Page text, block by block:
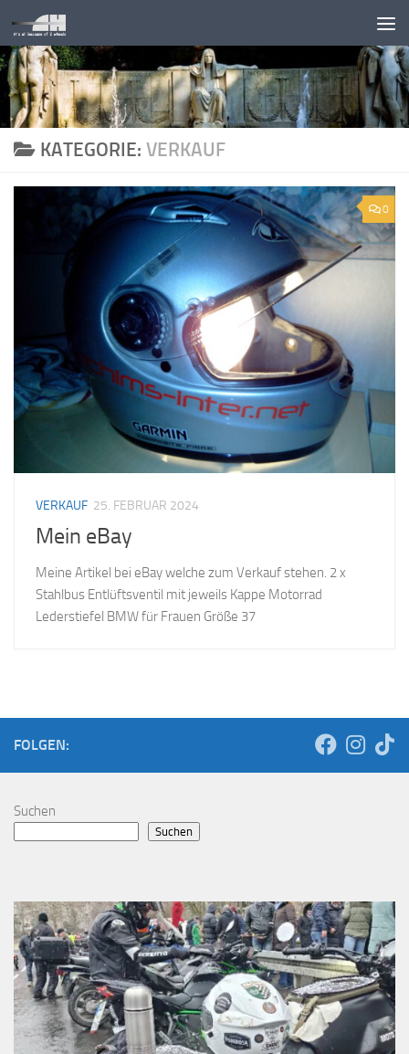
Unter dem Inhalt
KATEGORIE: VERKAUF
0
VERKAUF 25. FEBRUAR 2024
Mein eBay
Meine Artikel bei eBay welche zum Verkauf stehen. 2 x
Stahlbus Entlüftsventil mit jeweils Kappe Motorrad
Lederstiefel BMW für Frauen Größe 37
FOLGEN:
Suchen
Suchen